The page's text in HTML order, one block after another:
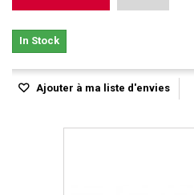
In Stock
Ajouter à ma liste d'envies